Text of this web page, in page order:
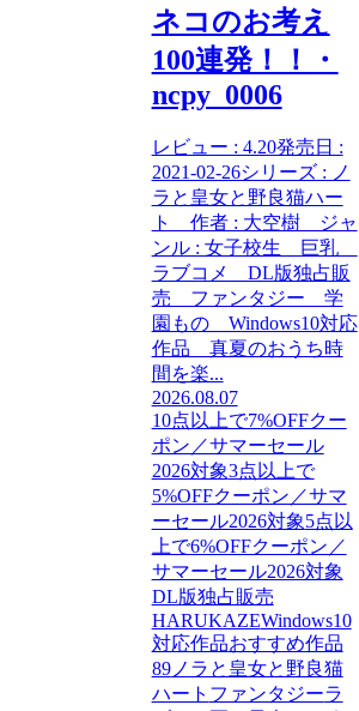
ネコのお考え
100連発！！・
ncpy_0006
レビュー : 4.20発売日 :
2021-02-26シリーズ : ノ
ラと皇女と野良猫ハー
ト 作者 : 大空樹 ジャ
ンル : 女子校生 巨乳
ラブコメ DL版独占販
売 ファンタジー 学
園もの Windows10対応
作品 真夏のおうち時
間を楽...
2026.08.07
10点以上で7%OFFクー
ポン／サマーセール
2026対象3点以上で
5%OFFクーポン／サマ
ーセール2026対象5点以
上で6%OFFクーポン／
サマーセール2026対象
DL版独占販売
HARUKAZEWindows10
対応作品おすすめ作品
89ノラと皇女と野良猫
ハート ファンタジーラ